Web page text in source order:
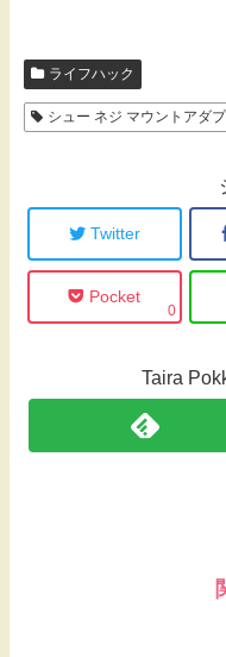
ライフハック
シュー ネジ マウントアダ
Twitter
Pocket
0
Taira